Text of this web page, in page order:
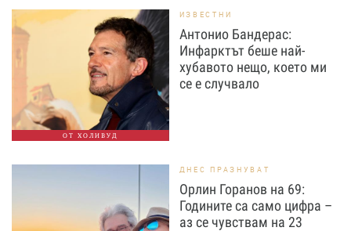
ОТ ХОЛИВУД
ИЗВЕСТНИ
Антонио Бандерас:
Инфарктът беше най-
хубавото нещо, което ми
се е случвало
ДНЕС ПРАЗНУВАТ
Орлин Горанов на 69:
Годините са само цифра –
аз се чувствам на 23